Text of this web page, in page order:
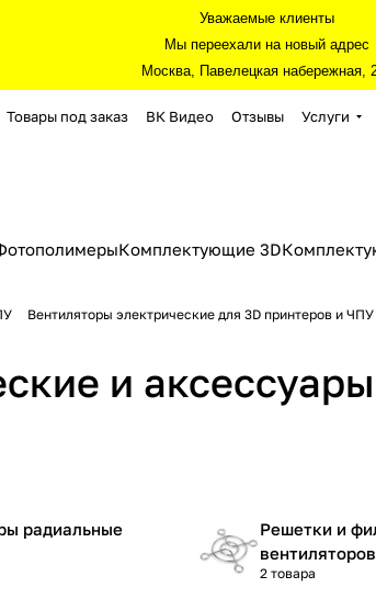
Уважаемые клиенты
Мы переехали на новый адрес
Москва, Павелецкая набережная,
Товары под заказ ВК Видео Отзывы Услуги
Комплектующие 3D
Вентиляторы электрические для 3D принтеров и ЧПУ
и
радиальные
Решетки и
вентиляторов
2 товара